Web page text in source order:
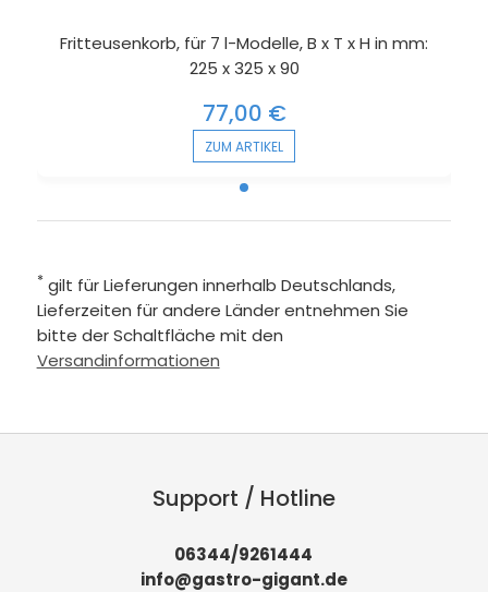
Fritteusenkorb, für 7 l-Modelle, B x T x H in mm:
225 x 325 x 90
77,00 €
ZUM ARTIKEL
* gilt für Lieferungen innerhalb Deutschlands,
Lieferzeiten für andere Länder entnehmen Sie
bitte der Schaltfläche mit den
Versandinformationen
Support / Hotline
06344/9261444
info@gastro-gigant.de